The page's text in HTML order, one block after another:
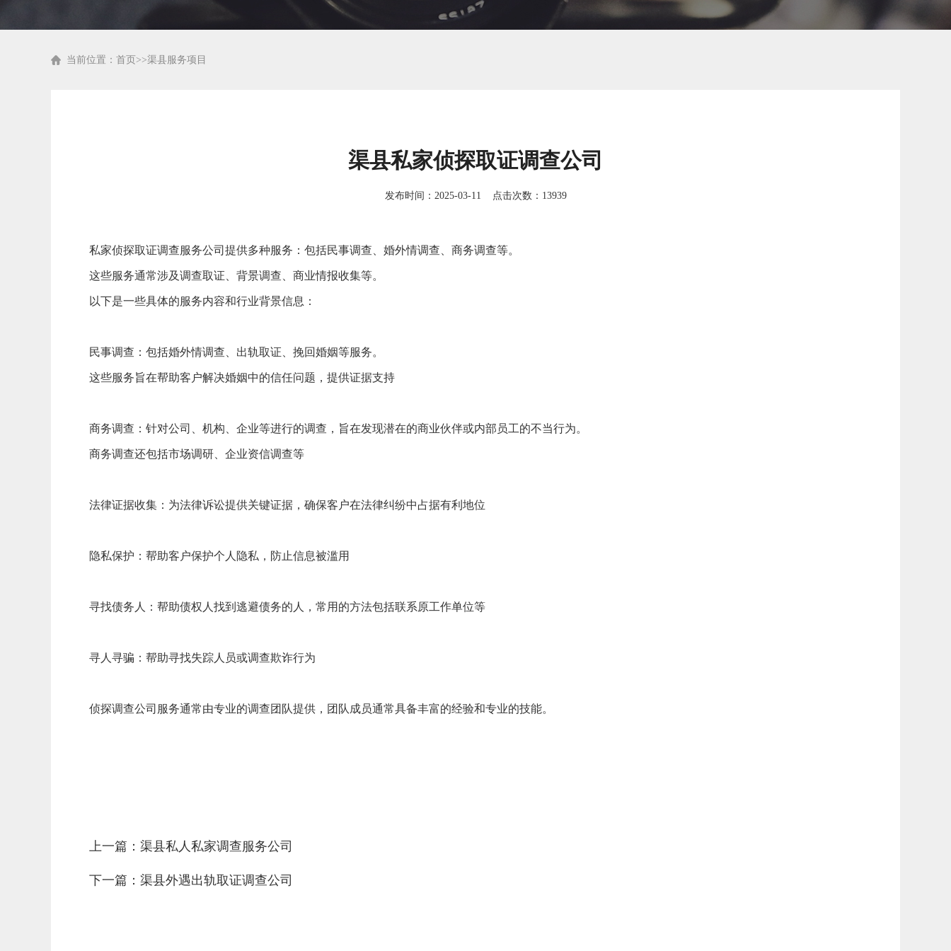
当前位置： 首页 >>渠县服务项目
渠县私家侦探取证调查公司
发布时间：2025-03-11 点击次数：13939
‌私家侦探取证调查服务公司‌提供多种服务：包括民事调查、婚外情调查、商务调查等。
这些服务通常涉及调查取证、背景调查、商业情报收集等。
以下是一些具体的服务内容和行业背景信息：
‌民事调查‌：包括婚外情调查、出轨取证、挽回婚姻等服务。
这些服务旨在帮助客户解决婚姻中的信任问题，提供证据支持‌
‌商务调查‌：针对公司、机构、企业等进行的调查，旨在发现潜在的商业伙伴或内部员工的不当行为。
商务调查还包括市场调研、企业资信调查等‌
‌法律证据收集‌：为法律诉讼提供关键证据，确保客户在法律纠纷中占据有利地位‌
‌隐私保护‌：帮助客户保护个人隐私，防止信息被滥用‌
‌寻找债务人‌：帮助债权人找到逃避债务的人，常用的方法包括联系原工作单位等‌
‌寻人寻骗‌：帮助寻找失踪人员或调查欺诈行为‌
侦探调查公司服务通常由专业的调查团队提供，团队成员通常具备丰富的经验和专业的技能。
上一篇： 渠县私人私家调查服务公司
下一篇： 渠县外遇出轨取证调查公司